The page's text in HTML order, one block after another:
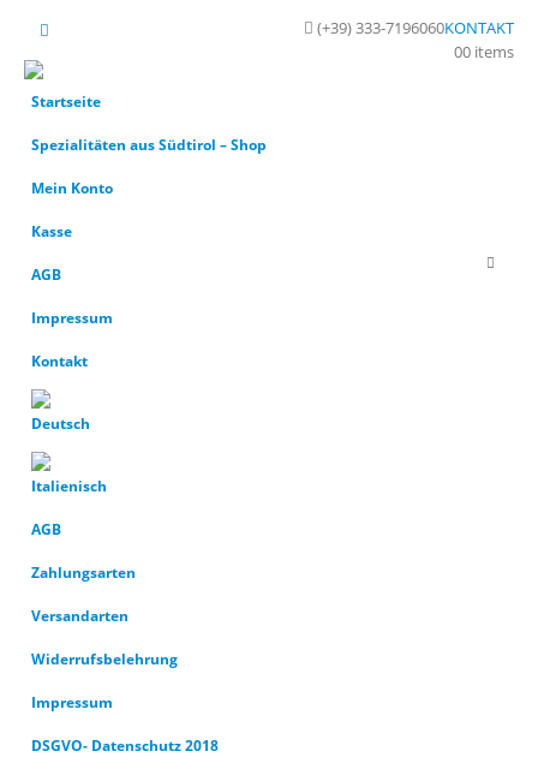
(+39) 333-7196060KONTAKT
00 items
Startseite
Spezialitäten aus Südtirol – Shop
Mein Konto
Kasse
AGB
Impressum
Kontakt
AGB
Zahlungsarten
Versandarten
Widerrufsbelehrung
Impressum
DSGVO- Datenschutz 2018